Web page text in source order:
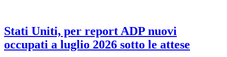
Stati Uniti, per report ADP nuovi
occupati a luglio 2026 sotto le attese